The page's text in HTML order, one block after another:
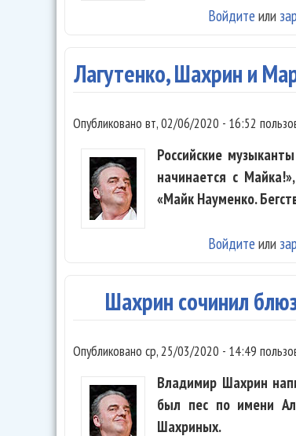
Войдите или
Лагутенко, Шахрин и
Опубликовано вт, 02/06/2020 - 16:52
Российские
начинается с
«Майк Науменко.
Войдите или
Шахрин сочинил
Опубликовано ср, 25/03/2020 - 14:49
Владимир Шахрин
был пес по имени
Шахриных.